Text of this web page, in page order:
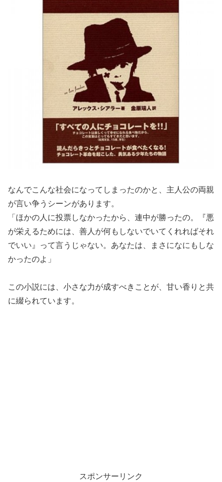
なんでこんな社会になってしまったのかと、主人公の両親
が言い争うシーンがあります。
「ほかの人に投票しなかったから、連中が勝ったの。『悪
が栄えるためには、善人が何もしないでいてくれればそれ
でいい』って言うじゃない。あなたは、まさになにもしな
かったのよ」
この小説には、小さな力が成すべきことが、甘い香りと共
に綴られています。
スポンサーリンク